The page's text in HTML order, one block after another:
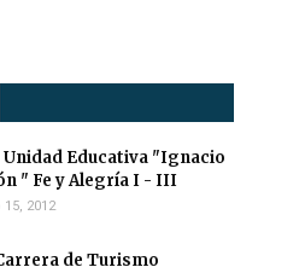
Unidad Educativa "Ignacio
" Fe y Alegría I - III
2012
de Turismo